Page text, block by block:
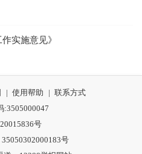
实施意见》
| 使用帮助 | 联系方式
:3505000047
号
号